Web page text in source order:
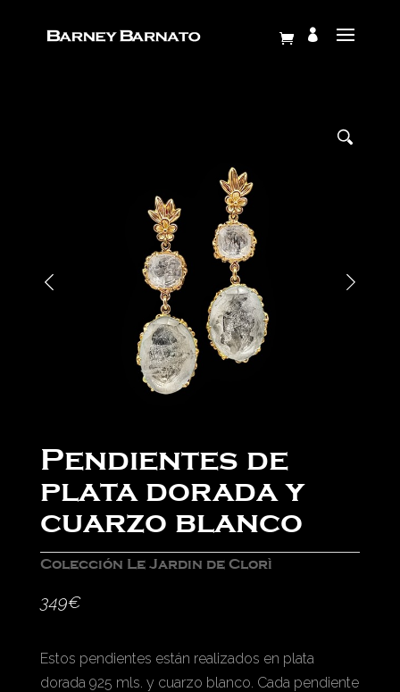
Pendientes de
plata dorada y
cuarzo blanco
Colección Le Jardin de Clorì
349€
Estos pendientes están realizados en plata
dorada 925 mls. y cuarzo blanco. Cada pendiente